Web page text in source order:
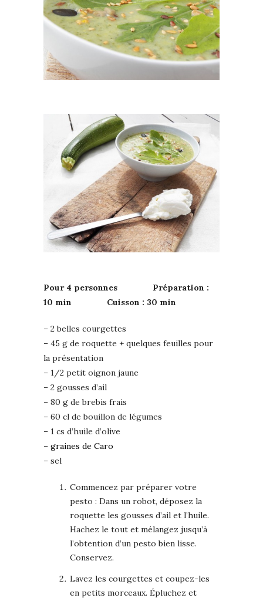
Pour 4 personnes Préparation :
10 min Cuisson : 30 min
– 2 belles courgettes
– 45 g de roquette + quelques feuilles pour
la présentation
– 1/2 petit oignon jaune
– 2 gousses d’ail
– 80 g de brebis frais
– 60 cl de bouillon de légumes
– 1 cs d’huile d’olive
– graines de Caro
– sel
Commencez par préparer votre
pesto : Dans un robot, déposez la
roquette les gousses d’ail et l’huile.
Hachez le tout et mélangez jusqu’à
l’obtention d’un pesto bien lisse.
Conservez.
Lavez les courgettes et coupez-les
en petits morceaux. Épluchez et